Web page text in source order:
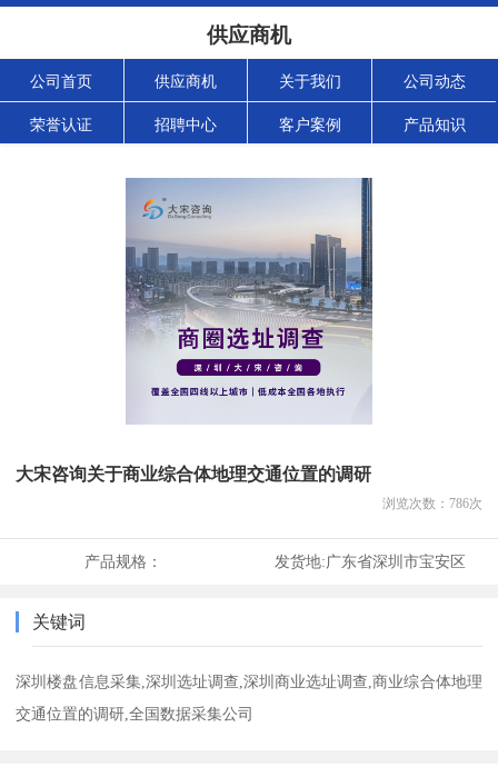
供应商机
公司首页 供应商机 关于我们 公司动态
荣誉认证 招聘中心 客户案例 产品知识
大宋咨询关于商业综合体地理交通位置的调研
浏览次数： 786次
产品规格： 发货地:广东省深圳市宝安区
关键词
深圳楼盘信息采集,深圳选址调查,深圳商业选址调查,商业综合体地理
交通位置的调研,全国数据采集公司